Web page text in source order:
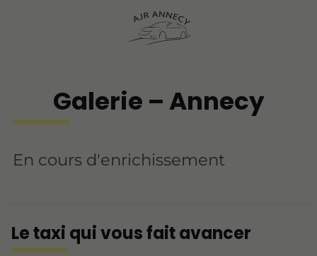
Galerie – Annecy
En cours d'enrichissement
Le taxi qui vous fait avancer